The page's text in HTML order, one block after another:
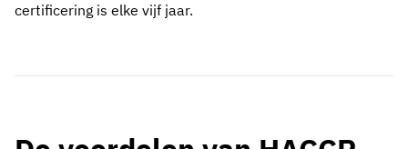
certificering is elke vijf jaar.